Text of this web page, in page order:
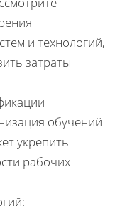
и технологий,
затраты
обучений
укрепить
рабочих